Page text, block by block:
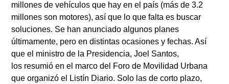
millones de vehículos que hay en el país (más de 3.2
millones son motores), así que lo que falta es buscar
soluciones. Se han anunciado algunos planes
últimamente, pero en distintas ocasiones y fechas. Así
que el ministro de la Presidencia, Joel Santos,
los resumió en el marco del Foro de Movilidad Urbana
que organizó el Listín Diario. Solo las de corto plazo,